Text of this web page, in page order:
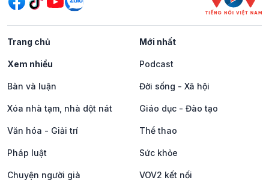
Trang chủ Mới nhất
Xem nhiều Podcast
Bàn và luận Đời sống - Xã hội
Xóa nhà tạm, nhà dột nát Giáo dục - Đào tạo
Văn hóa - Giải trí Thể thao
Pháp luật Sức khỏe
Chuyện người già VOV2 kết nối